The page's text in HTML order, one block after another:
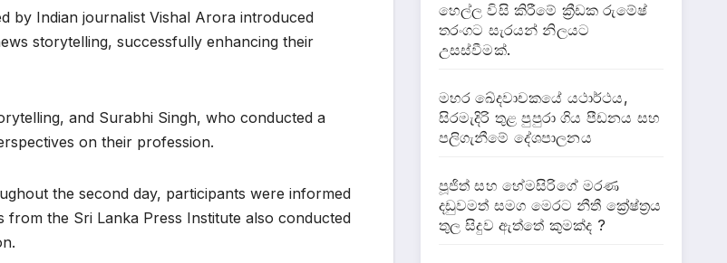
by Indian journalist Vishal Arora introduced
storytelling, successfully enhancing their
and Surabhi Singh, who conducted a
on their profession.
the second day, participants were informed
the Sri Lanka Press Institute also conducted
හෙල්ල විසි කිරීමේ ක්‍රීඩක රුමේෂ්
තරංගට සැරයන් නිලයට
උසස්වීමක්.
මහර ඛේදවාචකයේ යථාර්ථය,
සිරමැදිරි තුළ පුපුරා ගිය පීඩනය සහ
පලිගැනීමේ දේශපාලනය
පූජිත් සහ හේමසිරිගේ මරණ
දඩුවමත් සමග මෙරට නීතී ක්‍රේෂ්ත්‍රය
තුල සිදුව ඇත්තේ කුමක්ද ?